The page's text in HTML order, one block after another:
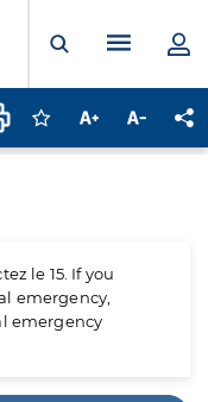
Ouvrir laMenu
Connectez-vous
Augmenter la
le 15. If you
emergency,
emergency